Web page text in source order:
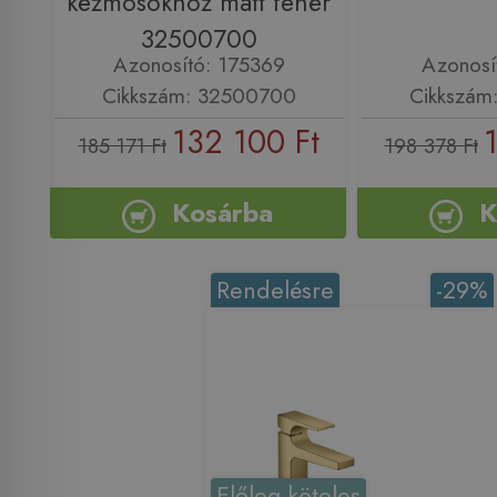
32500700
Azonosító: 175369
Cikkszám: 32500700
185 171 Ft 132 100 Ft
Kosárba
198 378 Ft
-29%
Rendelésre